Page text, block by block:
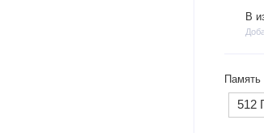
Память
512
В